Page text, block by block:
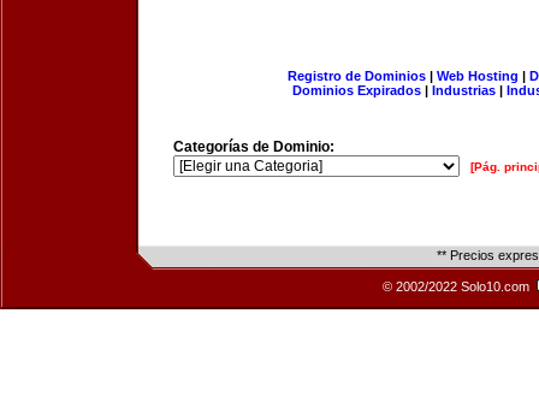
Registro de Dominios| Web Hosting |
Dominios Expirados | Industrias |
Categorías de Dominio:
[Pág.
** Precios
© 2002/2022 Solo10.com